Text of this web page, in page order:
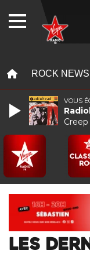
ROCK NEWS
LES
VOUS
Creep
WEBRADIO